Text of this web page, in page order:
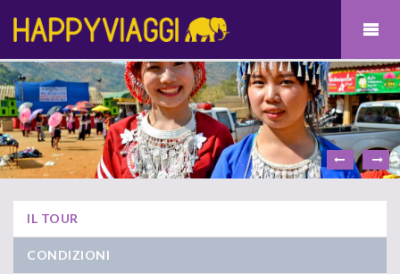
IL TOUR
CONDIZIONI